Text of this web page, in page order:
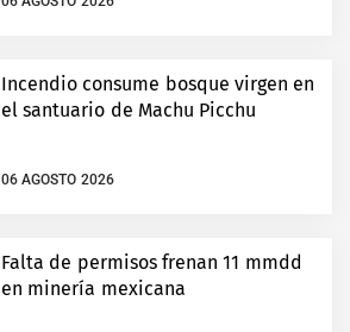
Incendio consume bosque virgen en
el santuario de Machu Picchu
06 AGOSTO 2026
Falta de permisos frenan 11 mmdd
en minería mexicana